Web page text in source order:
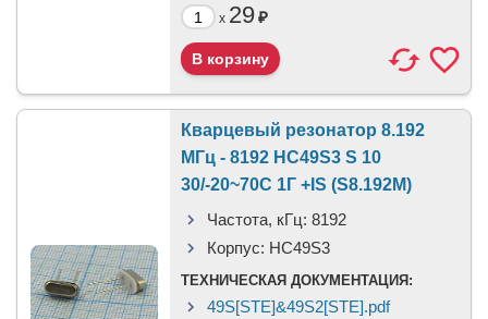
x 29₽
Кварцевый резонатор 8.192
МГц - 8192 HC49S3 S 10
30/-20~70C 1Г +IS (S8.192M)
Частота, кГц: 8192
Корпус: HC49S3
ТЕХНИЧЕСКАЯ ДОКУМЕНТАЦИЯ:
49S[STE]&49S2[STE].pdf